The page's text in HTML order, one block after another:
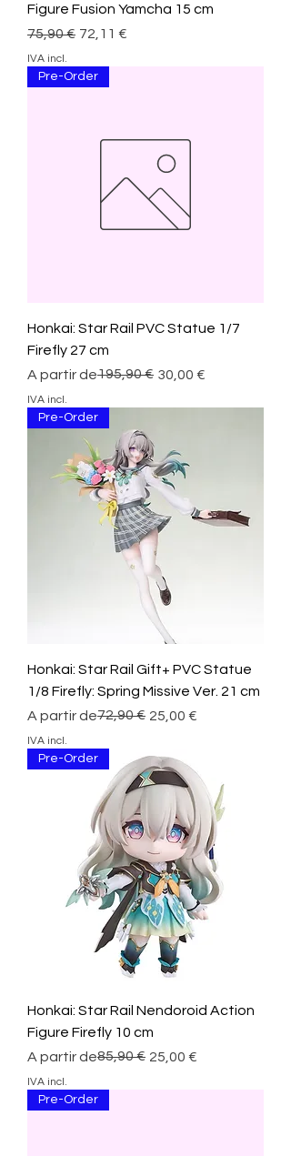
Figure Fusion Yamcha 15 cm
Preço normal
75,90 € Preço promocional
72,11 €
IVA incl.
Pre-Order
Honkai: Star Rail PVC Statue 1/7
Firefly 27 cm
A partir de
Preço normal195,90 € 30,00 €
Preço promocional
IVA incl.
Pre-Order
Honkai: Star Rail Gift+ PVC Statue
1/8 Firefly: Spring Missive Ver. 21 cm
A partir de
Preço normal72,90 € 25,00 €
Preço promocional
IVA incl.
Pre-Order
Honkai: Star Rail Nendoroid Action
Figure Firefly 10 cm
A partir de
Preço normal85,90 € 25,00 €
Preço promocional
IVA incl.
Pre-Order